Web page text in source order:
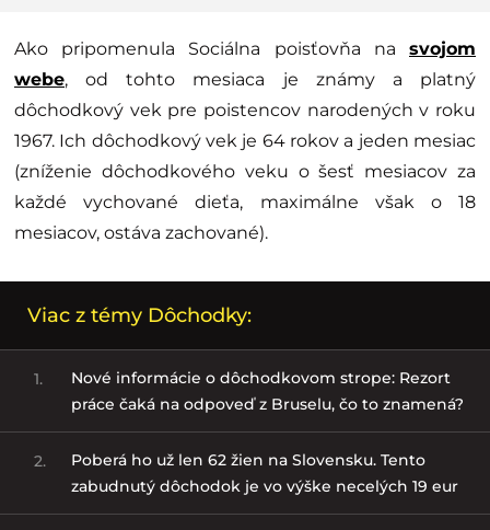
Ako pripomenula Sociálna poisťovňa na svojom
webe, od tohto mesiaca je známy a platný
dôchodkový vek pre poistencov narodených v roku
1967. Ich dôchodkový vek je 64 rokov a jeden mesiac
(zníženie dôchodkového veku o šesť mesiacov za
každé vychované dieťa, maximálne však o 18
mesiacov, ostáva zachované).
Viac z témy Dôchodky:
1.
Nové informácie o dôchodkovom strope: Rezort
práce čaká na odpoveď z Bruselu, čo to znamená?
2.
Poberá ho už len 62 žien na Slovensku. Tento
zabudnutý dôchodok je vo výške necelých 19 eur